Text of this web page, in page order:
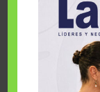
Cuando la
sueños